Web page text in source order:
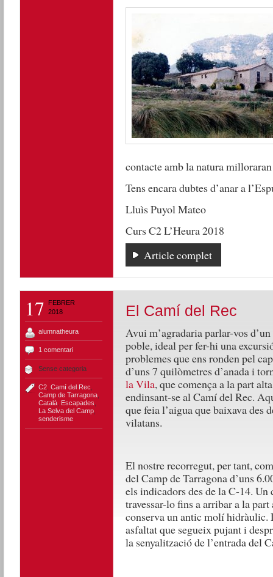
contacte amb la natura
Tens encara dubtes d’anar a
Lluìs Puyol Mateo
Curs C2 L’Heura 2018
Article complet
17
FEBRER
2018
alumnatheura
1 comentari
Sense categoria
C2, Camí del Rec
Camp de Tarragona,
Català, Escapades
La Selva del Camp,
senderisme
El Camí del Rec
Avui m’agradaria parlar-vos
poble, ideal per fer-hi una
problemes que ens ronden pel
d’uns 7 quilòmetres d’anada i
la Vila, que comença a la part
endinsant-se al Camí del Rec.
que feia l’aigua que baixava des
vilatans.
El nostre recorregut, per tant,
del Camp de Tarragona d’uns
els indicadors des de la C-14. Un
travessar-lo fins a arribar a la
conserva un antic molí hidràulic.
asfaltat que segueix pujant i
la senyalització de l’entrada del